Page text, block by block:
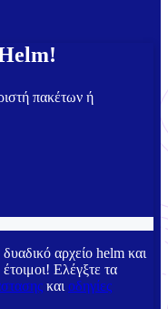
πακέτων ή
αρχείο helm και
Ελέγξτε τα
και οδηγίες